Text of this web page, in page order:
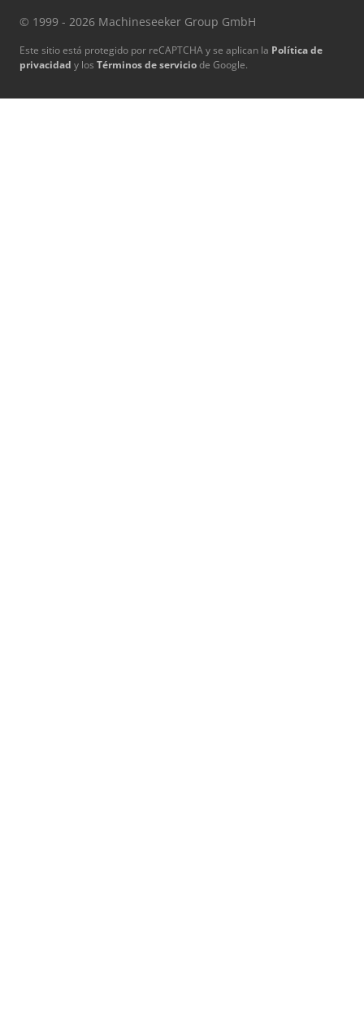
© 1999 - 2026 Machineseeker Group GmbH
Este sitio está protegido por reCAPTCHA y se aplican la Política de
privacidad y los Términos de serviciode Google.